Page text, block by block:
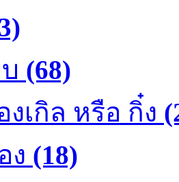
(68)
งเกิล หรือ กิ๋ง
ง (18)